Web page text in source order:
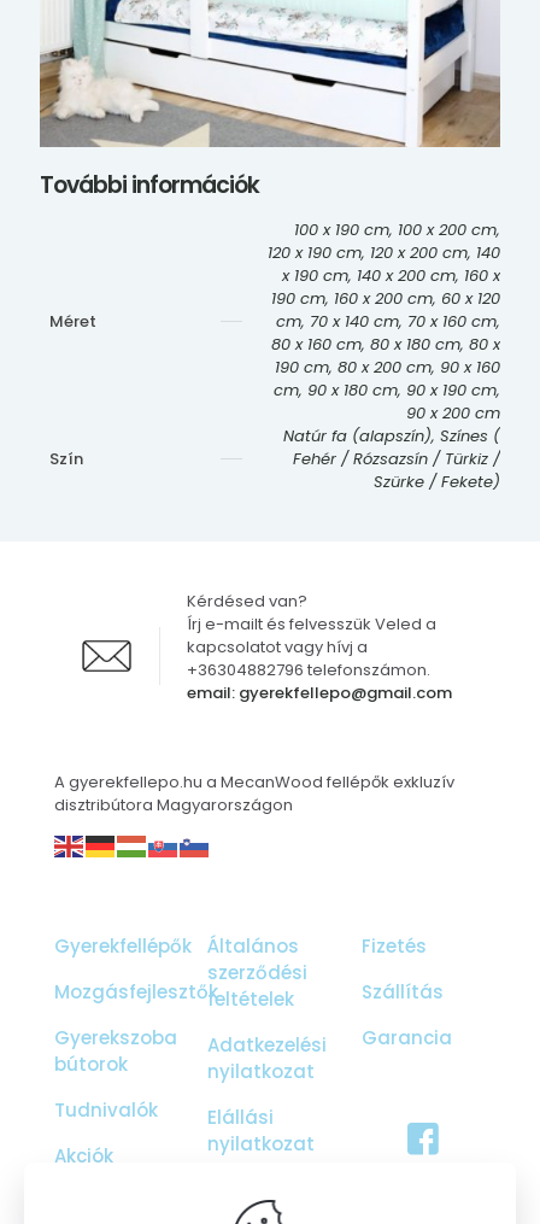
További információk
Méret
100 x 190 cm, 100 x 200 cm,
120 x 190 cm, 120 x 200 cm, 140
x 190 cm, 140 x 200 cm, 160 x
190 cm, 160 x 200 cm, 60 x 120
cm, 70 x 140 cm, 70 x 160 cm,
80 x 160 cm, 80 x 180 cm, 80 x
190 cm, 80 x 200 cm, 90 x 160
cm, 90 x 180 cm, 90 x 190 cm,
90 x 200 cm
Szín
Natúr fa (alapszín), Színes (
Fehér / Rózsazsín / Türkiz /
Szürke / Fekete)
email: gyerekfellepo@gmail.com
Kérdésed van?
Írj e-mailt és felvesszük Veled a
kapcsolatot vagy hívj a
+36304882796 telefonszámon.
A gyerekfellepo.hu a MecanWood fellépők exkluzív
disztribútora Magyarországon
Gyerekfellépők
Mozgásfejlesztők
Gyerekszoba
bútorok
Tudnivalók
Akciók
Általános
szerződési
feltételek
Adatkezelési
nyilatkozat
Elállási
nyilatkozat
Fizetés
Szállítás
Garancia